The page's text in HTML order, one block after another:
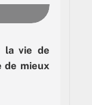
la vie de
de mieux